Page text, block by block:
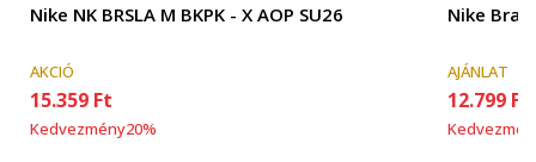
Nike NK BRSLA M BKPK - X AOP SU26
AKCIÓ
15.359 Ft
Kedvezmény20%
Nike
AJÁNLAT
12.799 Ft